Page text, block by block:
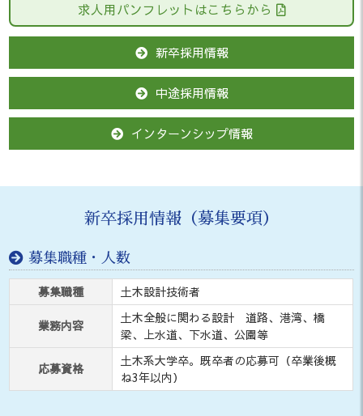
求人用パンフレットはこちらから
新卒採用情報
中途採用情報
インターンシップ情報
新卒採用情報（募集要項）
募集職種・人数
募集職種 土木設計技術者
業務内容
土木全般に関わる設計 道路、港湾、橋
梁、上水道、下水道、公園等
応募資格
土木系大学卒。既卒者の応募可（卒業後概
ね3年以内）